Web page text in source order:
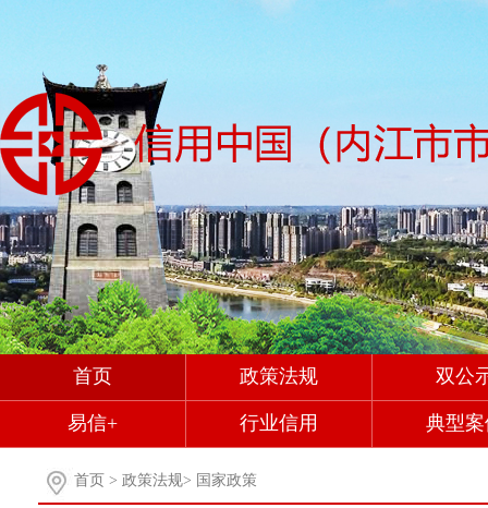
首页 政策法规 双公
易信+ 行业信用 典型
首页 > 政策法规> 国家政策